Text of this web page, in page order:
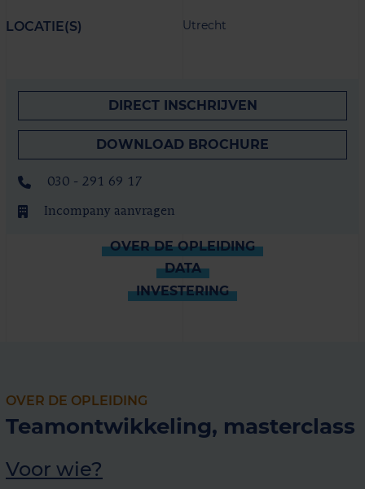
LOCATIE(S) Utrecht
DIRECT INSCHRIJVEN
DOWNLOAD BROCHURE
030 - 291 69 17
Incompany aanvragen
OVER DE OPLEIDING
DATA
INVESTERING
OVER DE OPLEIDING
Teamontwikkeling, masterclass
Voor wie?